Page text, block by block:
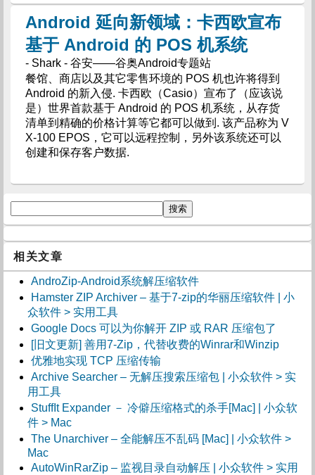
Android 延向新领域：卡西欧宣布
基于 Android 的 POS 机系统
- Shark - 谷安——谷奥Android专题站
餐馆、商店以及其它零售环境的 POS 机也许将得到
Android 的新入侵. 卡西欧（Casio）宣布了（应该说
是）世界首款基于 Android 的 POS 机系统，从存货
清单到精确的价格计算等它都可以做到. 该产品称为 V
X-100 EPOS，它可以远程控制，另外该系统还可以
创建和保存客户数据.
相关文章
AndroZip-Android系统解压缩软件
Hamster ZIP Archiver – 基于7-zip的华丽压缩软件 | 小
众软件 > 实用工具
Google Docs 可以为你解开 ZIP 或 RAR 压缩包了
[旧文更新] 善用7-Zip，代替收费的Winrar和Winzip
优雅地实现 TCP 压缩传输
Archive Searcher – 无解压搜索压缩包 | 小众软件 > 实
用工具
StuffIt Expander － 冷僻压缩格式的杀手[Mac] | 小众软
件 > Mac
The Unarchiver – 全能解压不乱码 [Mac] | 小众软件 >
Mac
AutoWinRarZip – 监视目录自动解压 | 小众软件 > 实用